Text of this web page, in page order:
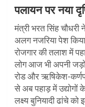
पलायन पर नया
मंत्री भरत सिंह चौधरी
अलग नजरिया पेश
रोजगार की तलाश में
लोग आज भी अपनी
रोड और ऋषिकेश-
से अब पहाड़ में उद्योगों
लक्ष्य बुनियादी ढांचे